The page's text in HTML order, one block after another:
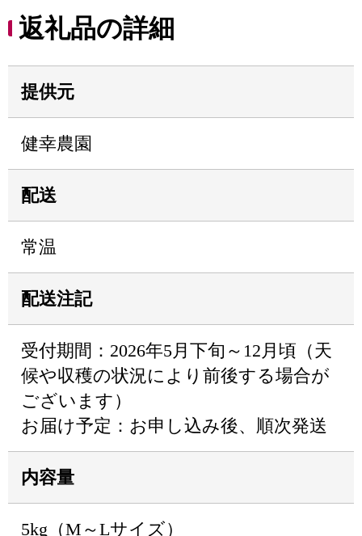
返礼品の詳細
提供元
健幸農園
配送
常温
配送注記
受付期間：2026年5月下旬～12月頃（天
候や収穫の状況により前後する場合が
ございます）
お届け予定：お申し込み後、順次発送
内容量
5kg（M～Lサイズ）